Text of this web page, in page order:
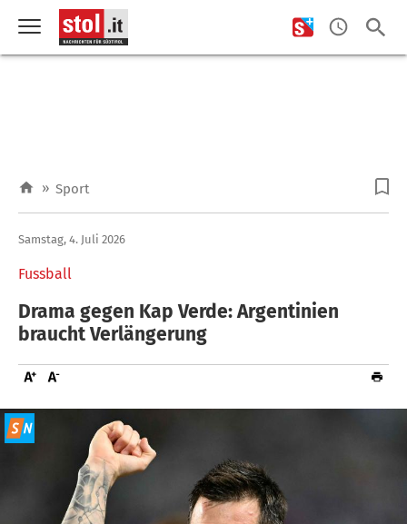
» Sport
Fussball
Samstag, 4. Juli 2026
Drama gegen Kap Verde: Argentinien
braucht Verlängerung